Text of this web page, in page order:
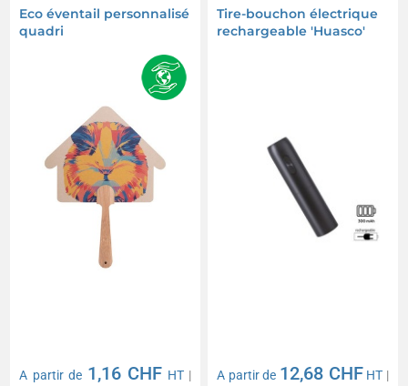
Eco éventail personnalisé
quadri
A partir de 1,16 CHF HT|
Tire-bouchon électrique
rechargeable 'Huasco'
A partir de 12,68 CHF HT |